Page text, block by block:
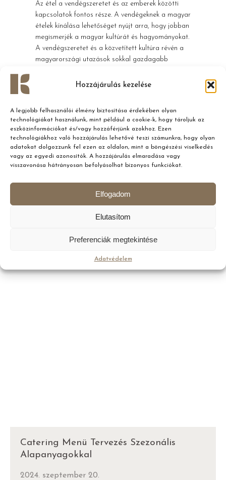
Hozzájárulás kezelése
A legjobb felhasználói élmény biztosítása érdekében olyan
technológiákat használunk, mint például a cookie-k, hogy tároljuk az
eszközinformációkat és/vagy hozzáférjünk azokhoz. Ezen
technológiákhoz való hozzájárulás lehetővé teszi számunkra, hogy olyan
adatokat dolgozzunk fel ezen az oldalon, mint a böngészési viselkedés
vagy az egyedi azonosítók. A hozzájárulás elmaradása vagy
visszavonása hátrányosan befolyásolhat bizonyos funkciókat.
Elfogadom
Elutasítom
Preferenciák megtekintése
Adatvédelem
Az étel a vendégszeretet és az emberek közötti
kapcsolatok fontos része. A vendégeknek a magyar
ételek kínálása lehetőséget nyújt arra, hogy jobban
megismerjék a magyar kultúrát és hagyományokat.
A vendégszeretet és a közvetített kultúra révén a
magyarországi utazások sokkal gazdagabb
erősítéséhez vezethet. Az ételek a kultúra, a
hagyományok és az ízek hordozói, és a
gasztronómiai kultúra terjedése révén az emberek
jobban megismerhetik és értékelhetik a világ
sokszínűségét. Az étel mindig is kaput nyitott a
különböző kultúrák közötti megértéshez és
kapcsolatokhoz, és a magyar konyha ebben a
szempontból kiváló lehetőséget kínál.
EZEK IS ÉRDEKELHETIK
Catering Menü Tervezés Szezonális
Alapanyagokkal
2024. szeptember 20.